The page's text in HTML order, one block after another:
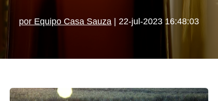
por Equipo Casa Sauza | 22-jul-2023 16:48:03